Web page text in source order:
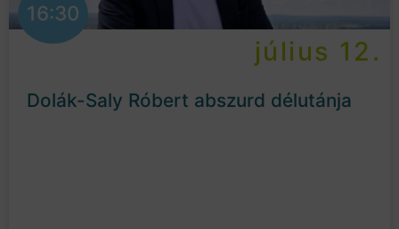
16:30
július 12.
Dolák-Saly Róbert abszurd délutánja